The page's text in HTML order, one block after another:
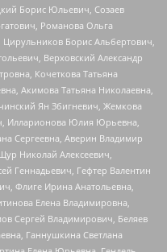
Борис Юльевич, Созаев
Романова Ольга
Борис Альбертович,
Верховский Александр
Кочеткова Татьяна
Акимова Татьяна Николаевна,
Ян Збигневич, Жемкова
Илларионова Юлия Юрьевна,
Сергеевна, Аверин Владимир
Николай Алексеевич,
Геннадьевич, Гефтер Валентин
Флиге Ирина Анатольевна,
Елена Владимировна,
Сергей Владимирович, Беляев
Ганнушкина Светлана